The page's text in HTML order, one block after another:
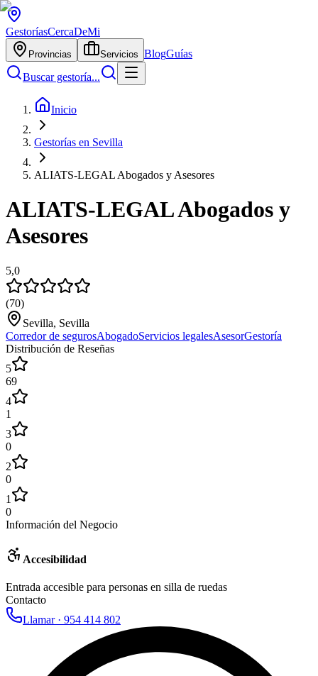
GestoríasCercaDeMi
Provincias Servicios BlogGuías
Buscar gestoría...
Inicio
Gestorías en Sevilla
ALIATS-LEGAL Abogados y Asesores
ALIATS-LEGAL Abogados y
Asesores
5,0
(70)
Sevilla, Sevilla
Corredor de segurosAbogadoServicios legalesAsesorGestoría
Distribución de Reseñas
5
69
4
1
3
0
2
0
1
0
Información del Negocio
Accesibilidad
Entrada accesible para personas en silla de ruedas
Contacto
Llamar · 954 414 802